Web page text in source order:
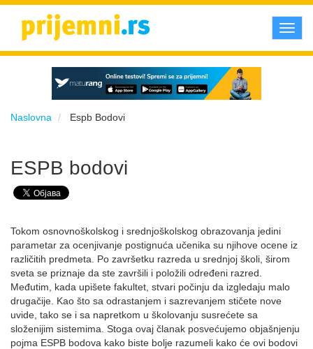
Naslovna Espb Bodovi
ESPB bodovi
Tokom osnovnoškolskog i srednjoškolskog obrazovanja jedini
parametar za ocenjivanje postignuća učenika su njihove ocene iz
različitih predmeta. Po završetku razreda u srednjoj školi, širom
sveta se priznaje da ste završili i položili određeni razred.
Međutim, kada upišete fakultet, stvari počinju da izgledaju malo
drugačije. Kao što sa odrastanjem i sazrevanjem stičete nove
uvide, tako se i sa napretkom u školovanju susrećete sa
složenijim sistemima. Stoga ovaj članak posvećujemo objašnjenju
pojma ESPB bodova kako biste bolje razumeli kako će ovi bodovi